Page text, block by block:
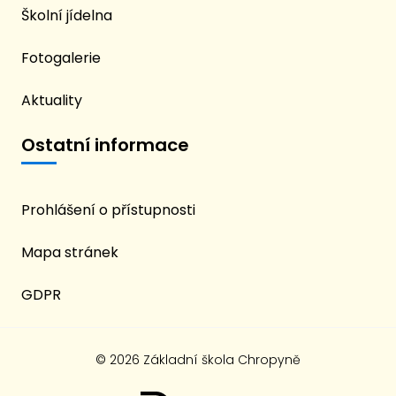
Školní jídelna
Fotogalerie
Aktuality
Ostatní informace
Prohlášení o přístupnosti
Mapa stránek
GDPR
© 2026 Základní škola Chropyně